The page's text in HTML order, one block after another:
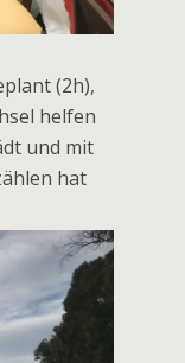
könnte.
am
nix für